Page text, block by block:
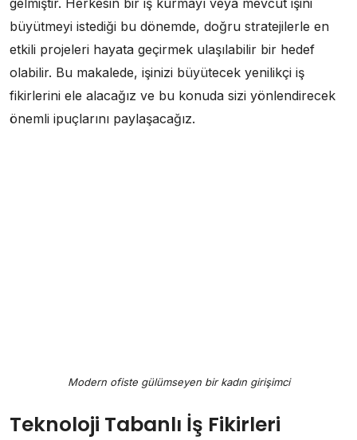
büyütmeyi istediği bu dönemde, doğru stratejilerle en
etkili projeleri hayata geçirmek ulaşılabilir bir hedef
olabilir. Bu makalede, işinizi büyütecek yenilikçi iş
fikirlerini ele alacağız ve bu konuda sizi yönlendirecek
önemli ipuçlarını paylaşacağız.
Modern ofiste gülümseyen bir kadın girişimci
Teknoloji Tabanlı İş Fikirleri